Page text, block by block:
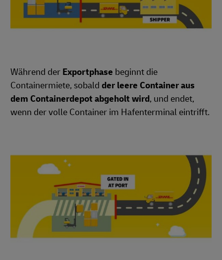
Während der Exportphase beginnt die
Containermiete, sobald der leere Container aus
dem Containerdepot abgeholt wird, und endet,
wenn der volle Container im Hafenterminal eintrifft.